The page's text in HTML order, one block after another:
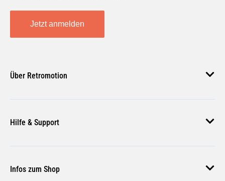
Jetzt anmelden
Über Retromotion
Unsere Jobs
Magazin
Hilfe & Support
Zahlungsmethoden
Infos zum Shop